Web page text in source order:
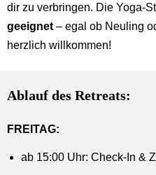
dir zu verbringen. Die Yoga-
geeignet – egal ob Neuling
herzlich willkommen!
Ablauf des Retreats:
FREITAG:
ab 15:00 Uhr: Check-In &